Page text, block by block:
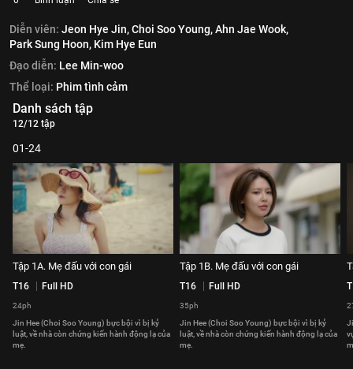
Diễn viên: Jeon Hye Jin,Choi Soo Young,Ahn Jae Wook,
Park Sung Hoon, Kim Hye Eun
Đạo diễn: Lee Min-woo
Thể loại: Phim tình cảm
Danh sách tập
12/12 tập
01-24
Tập 1A. Mẹ đấu với con gái
T16 Full HD
24ph
Jin Hee (Choi Soo Young) bực bội vì bị kỷ
luật, về nhà còn chứng kiến hành động lạ của
mẹ.
Tập 1B. Mẹ đấu với con gái
T16 Full HD
35ph
Jin Hee (Choi Soo Young) bực bội vì bị kỷ
luật, về nhà còn chứng kiến hành động lạ của
mẹ.